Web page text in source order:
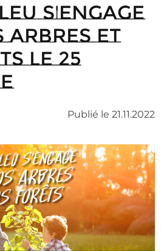
s'engage
arbres et
le 25
Publié le 21.11.2022